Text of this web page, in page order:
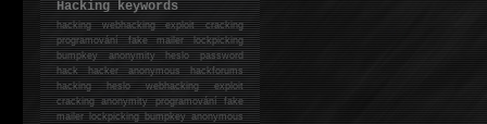
Hacking keywords
hackingwebhacking exploit cracking
programování fake mailer lockpicking
bumpkey anonymity heslo password
hackhacker anonymous hackforums
hackingheslo webhacking exploit
cracking anonymity programování fake
mailer lockpicking bumpkey anonymous